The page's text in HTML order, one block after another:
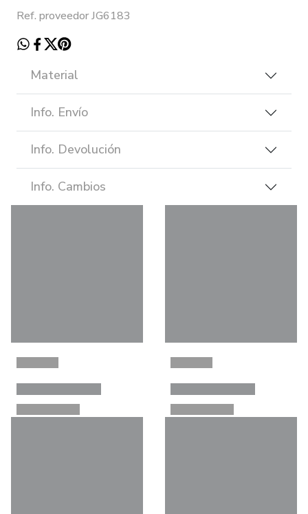
Ref. proveedor JG6183
Material
Info. Envío
Info. Devolución
Info. Cambios